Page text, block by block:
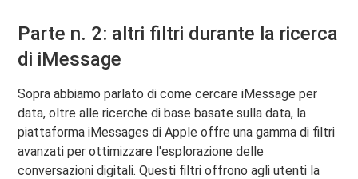
Parte n. 2: altri filtri durante la ricerca
di iMessage
Sopra abbiamo parlato di come cercare iMessage per
data, oltre alle ricerche di base basate sulla data, la
piattaforma iMessages di Apple offre una gamma di filtri
avanzati per ottimizzare l'esplorazione delle
conversazioni digitali. Questi filtri offrono agli utenti la